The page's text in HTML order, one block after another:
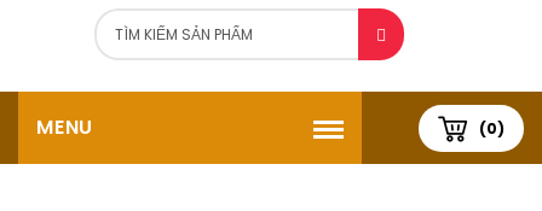
(0)
MENU